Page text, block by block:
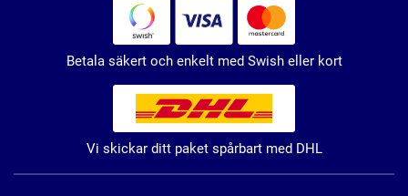
Betala säkert och enkelt med Swish eller kort
Vi skickar ditt paket spårbart med DHL